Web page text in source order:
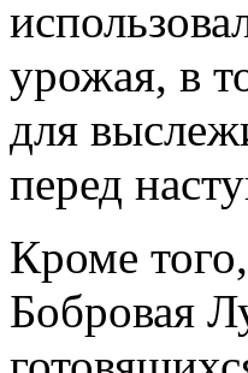
урожая, в
для
перед
Кроме
Бобровая